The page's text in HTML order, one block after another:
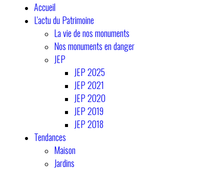
Accueil
L'actu du Patrimoine
La vie de nos monuments
Nos monuments en danger
JEP
JEP 2025
JEP 2021
JEP 2020
JEP 2019
JEP 2018
Tendances
Maison
Jardins